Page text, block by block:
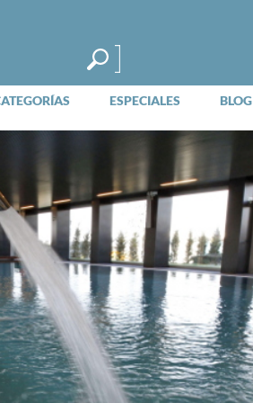
ESPECIALES BLOG